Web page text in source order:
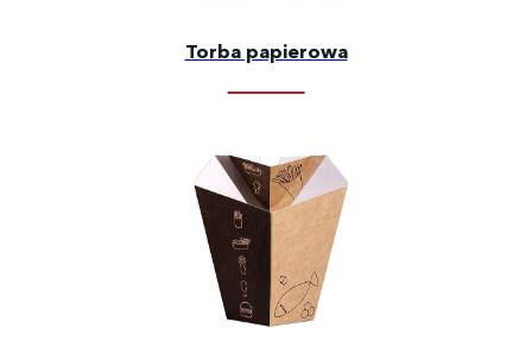
Torba papierowa